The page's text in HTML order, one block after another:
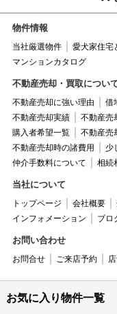
物件情報
当社厳選物件 愛犬家住宅
マンションカタログ
不動産売却・買取につい
不動産売却に強い理由 借
不動産売却実績
不動産売
購入者希望一覧
不動産売
不動産売却時の諸費用
少
仲介手数料について
相続
当社について
トップページ 会社概要
インフォメーション
ブロ
お問い合わせ
お問合せ ご来店予約
お気に入り物件一覧